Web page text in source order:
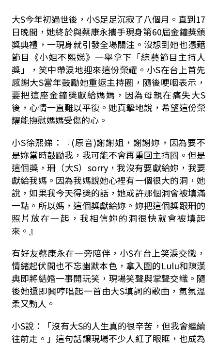
大S今年初過世後，小S足足沉寂了八個月。直到17
日晚間，她終於與蔡康永攜手現身第60屆金鐘獎頒
獎典禮，一現身就引發全場關注。沒想到她也憑藉
節目《小姐不熙娣》一舉拿下「綜藝節目主持人
獎」，笑中帶淚地迎來這份榮耀。小S在台上首先
感謝大S當年鼓勵她重返主持圈，隨後哽咽表示，
要把這座金鐘獎獻給媽媽，因為母親在痛失大S
後，心情一直難以平復。她真摯地說，希望這份榮
耀能撫慰媽媽受傷的心。
小S徐熙娣：『(原音)謝謝姐，謝謝妳，因為要不
是妳當時鼓勵我，我可能不會再重回主持圈。但是
這個獎，珊（大S）sorry，我沒有要獻給妳，我要
獻給我媽。因為我媽說她心裡有一個很大的洞，她
說，如果我今天得獎的話，她或許那個洞會被填滿
一點。所以媽，這個獎獻給妳。妳把這個獎跟珊的
照片放在一起，我相信妳的洞很快就會被填起
來。』
有好友蔡康永在一旁陪伴，小S在台上笑淚交織，
情緒起伏間也不忘幽默本色，拿入圍的Lulu和陳漢
典即將結婚一事開玩笑，現場笑聲與掌聲交織。隨
後她還即興哼唱起一首由大S填詞的歌曲，氣氛溫
柔又動人。
小S說：「沒有大S的人生真的很辛苦，但我會繼續
往前走。」這句話讓現場不少人紅了眼眶，也成為